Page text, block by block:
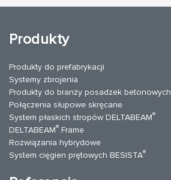
Produkty
Produkty do prefabrykacji
Systemy zbrojenia
Produkty do branży posadzek betonowych
Połączenia słupowe skręcane
System płaskich stropów DELTABEAM®
DELTABEAM® Frame
Rozwiązania hybrydowe
System cięgien prętowych BESISTA®